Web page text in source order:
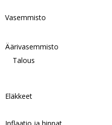
Vasemmisto
Äärivasemmisto
Talous
Eläkkeet